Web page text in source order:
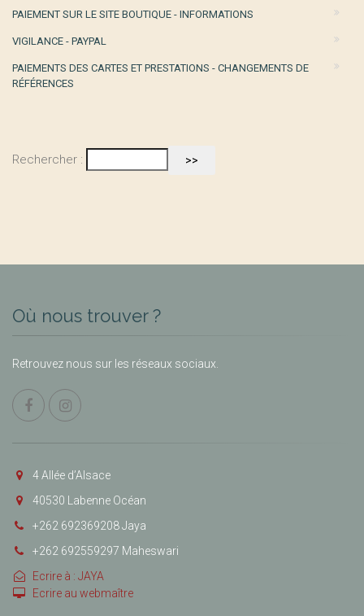
PAIEMENT SUR LE SITE BOUTIQUE - INFORMATIONS
VIGILANCE - PAYPAL
PAIEMENTS DES CARTES ET PRESTATIONS - CHANGEMENTS DE
RÉFÉRENCES
Rechercher :
Où nous trouver ?
Retrouvez nous sur les réseaux sociaux.
4 Allée d’Alsace
40530 Labenne Océan
+262 692369208 Jaya
+262 692559297 Maheswari
Ecrire à : JAYA
Ecrire au webmaître